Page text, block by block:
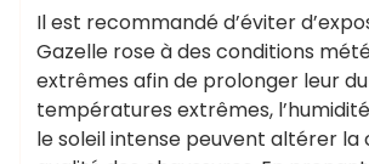
Il est recommandé d’éviter
Gazelle rose à des conditions
extrêmes afin de prolonger leur
températures extrêmes,
le soleil intense peuvent altérer la